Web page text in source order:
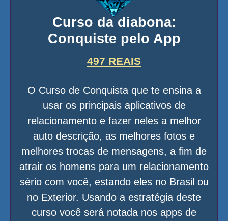
Curso da diabona:
Conquiste pelo App
497 REAIS
O Curso de Conquista que te ensina a
usar os principais aplicativos de
relacionamento e fazer neles a melhor
auto descrição, as melhores fotos e
melhores trocas de mensagens, a fim de
atrair os homens para um relacionamento
sério com você, estando eles no Brasil ou
no Exterior. Usando a estratégia deste
curso você será notada nos apps de